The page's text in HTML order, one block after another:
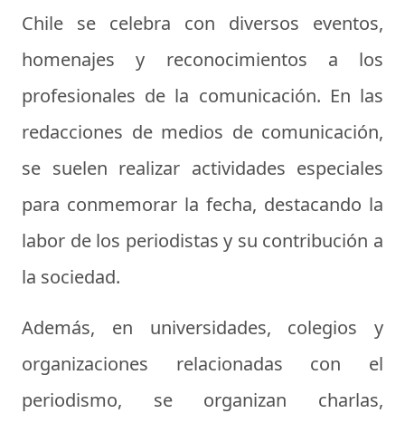
Chile se celebra con diversos eventos,
homenajes y reconocimientos a los
profesionales de la comunicación. En las
redacciones de medios de comunicación,
se suelen realizar actividades especiales
para conmemorar la fecha, destacando la
labor de los periodistas y su contribución a
la sociedad.
Además, en universidades, colegios y
organizaciones relacionadas con el
periodismo, se organizan charlas,